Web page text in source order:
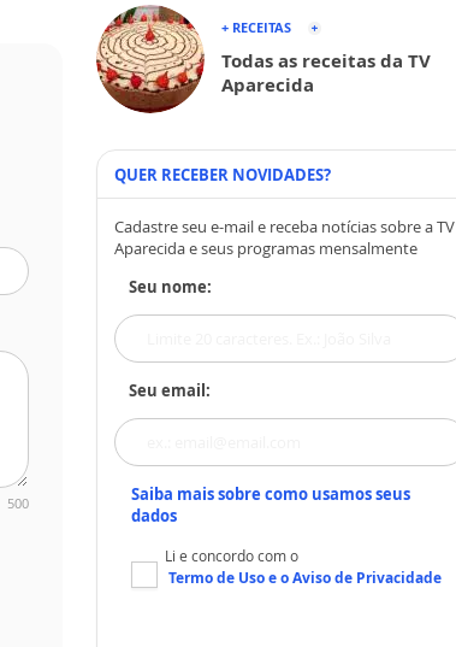
500
+ RECEITAS
Todas as receitas da TV
Aparecida
QUER RECEBER NOVIDADES?
Cadastre seu e-mail e receba notícias sobre a TV
Aparecida e seus programas mensalmente
Seu nome:
Seu email:
Saiba mais sobre como usamos seus
dados
Li e concordo com o
Termo de Usoe oAviso de Privacidade